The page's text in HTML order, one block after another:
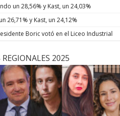
un 28,56% y Kast, un 24,03%
26,71% y Kast, un 24,12%
Boric votó en el Liceo Industrial
2025